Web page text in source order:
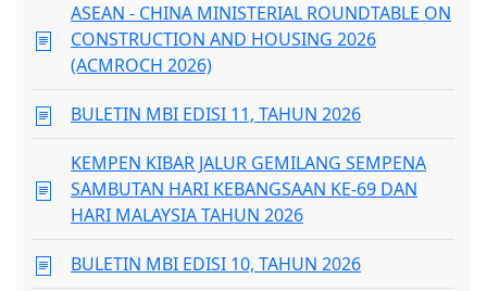
ASEAN - CHINA MINISTERIAL ROUNDTABLE ON
CONSTRUCTION AND HOUSING 2026
(ACMROCH 2026)
BULETIN MBI EDISI 11, TAHUN 2026
KEMPEN KIBAR JALUR GEMILANG SEMPENA
SAMBUTAN HARI KEBANGSAAN KE-69 DAN
HARI MALAYSIA TAHUN 2026
BULETIN MBI EDISI 10, TAHUN 2026